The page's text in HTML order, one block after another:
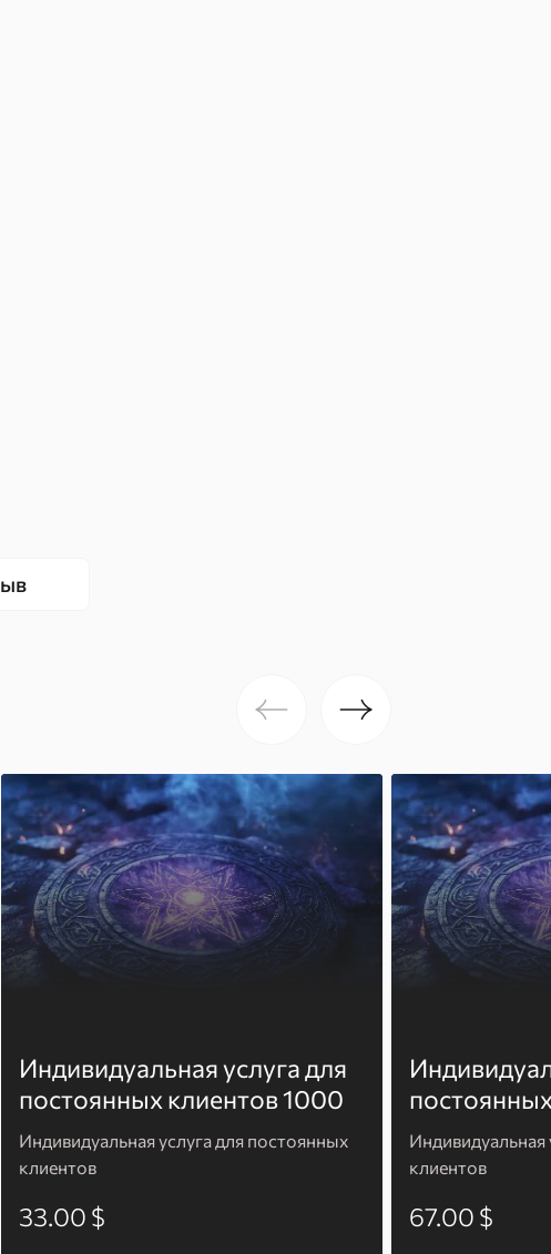
Индивидуальная услуга для
постоянных клиентов 1000
Индивидуальная услуга для постоянных
клиентов
33.00 $
Индивидуальная
клиентов
67.00 $